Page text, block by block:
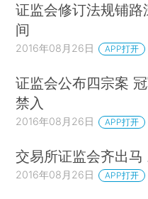
证监会修订法规铺
间
2016年08月26日 APP打开
证监会公布四宗案
禁入
2016年08月26日 APP打开
交易所证监会齐出
2016年08月26日 APP打开